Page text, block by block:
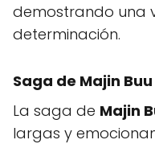
demostrando una
determinación.
Saga de Majin Buu
La saga de Majin
largas y